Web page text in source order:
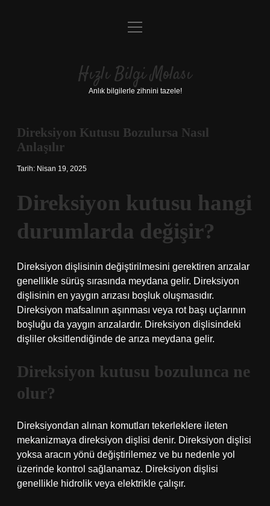
Anasayfa
Yasal Uyarı
menüyü
Hızlı Bilgi Molası
Anlık bilgilerle zihnini tazele!
Direksiyon Kutusu Bozulursa Nasıl
Anlaşılır
Tarih: Nisan 19, 2025
Direksiyon kutusu hangi
durumlarda değişir?
Direksiyon dişlisinin değiştirilmesini gerektiren arızalar
genellikle sürüş sırasında meydana gelir. Direksiyon
dişlisinin en yaygın arızası boşluk oluşmasıdır.
Direksiyon mafsalının aşınması veya rot başı uçlarının
boşluğu da yaygın arızalardır. Direksiyon dişlisindeki
dişliler oksitlendiğinde de arıza meydana gelir.
Direksiyon kutusu bozulunca ne
olur?
Direksiyondan alınan komutları tekerleklere ileten
mekanizmaya direksiyon dişlisi denir. Direksiyon dişlisi
yoksa aracın yönü değiştirilemez ve bu nedenle yol
üzerinde kontrol sağlanamaz. Direksiyon dişlisi
genellikle hidrolik veya elektrikle çalışır.